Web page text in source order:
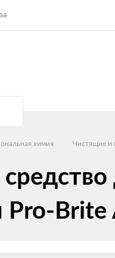
химия Чистящие и
Brite